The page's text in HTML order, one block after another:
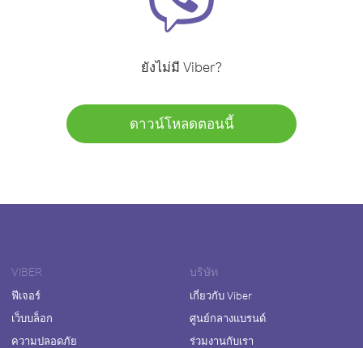
ยังไม่มี Viber?
ดาวน์โหลดตอนนี้
VIBER
ฟีเจอร์
เว็บบล็อก
ความปลอดภัย
บริษัท
เกี่ยวกับ Viber
ศูนย์กลางแบรนด์
ร่วมงานกับเรา